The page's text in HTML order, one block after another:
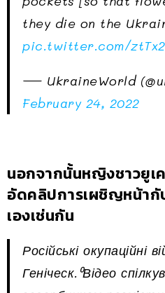
they die on the
pic.twitter.com/
— UkraineWorld
February 24, 2022
นอกจากนั้นหญิงชาวยูเ
อัดคลิปการเผชิญหน้ากั
เองเช่นกัน
Російські окупаційні
Геніческ.⁰Відео